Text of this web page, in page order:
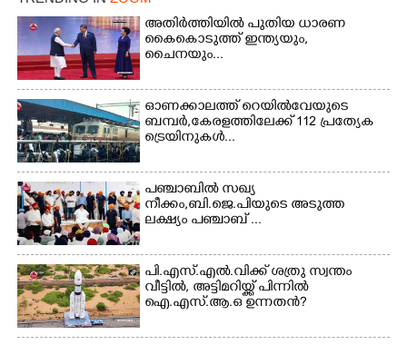
അതിർത്തിയിൽ പുതിയ ധാരണ
കൈകൊടുത്ത് ഇന്ത്യയും,
ചൈനയും...
ഓണക്കാലത്ത് റെയിൽവേയുടെ
ബമ്പർ,കേരളത്തിലേക്ക് 112 പ്രത്യേക
ട്രെയിനുകൾ...
പഞ്ചാബില്‍ സഖ്യ
നീക്കം,ബി.ജെ.പിയുടെ അടുത്ത
ലക്ഷ്യം പഞ്ചാബ് ...
പി.എസ്.എൽ.വിക്ക് ശത്രു സ്വന്തം
വീട്ടിൽ, അട്ടിമറിയ്ക്ക് പിന്നിൽ
ഐ.എസ്.ആ.ഒ ഉന്നതൻ?
Share this link